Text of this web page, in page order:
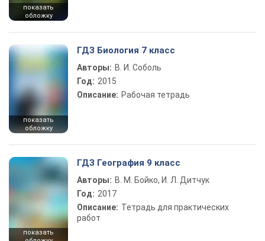
показать
обложку
показать
обложку
ГДЗ Биология 7 класс
Авторы: В. И. Соболь
Год: 2015
Описание: Рабочая тетрадь
показать
ГДЗ География 9 класс
Авторы: В. М. Бойко, И. Л. Дитчук
Год: 2017
Описание: Тетрадь для практических
работ